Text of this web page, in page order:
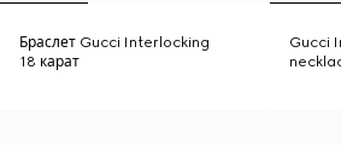
Браслет Gucci Interlocking
18 карат
Gucci